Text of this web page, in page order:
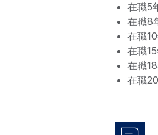
在職5
在職8
在職
在職
在職
在職